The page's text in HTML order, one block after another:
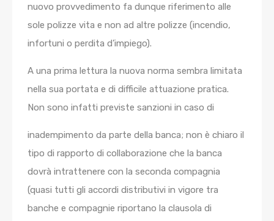
nuovo provvedimento fa dunque riferimento alle
sole polizze vita e non ad altre polizze (incendio,
infortuni o perdita d’impiego).
A una prima lettura la nuova norma sembra limitata
nella sua portata e di difficile attuazione pratica.
Non sono infatti previste sanzioni in caso di
inadempimento da parte della banca; non è chiaro il
tipo di rapporto di collaborazione che la banca
dovrà intrattenere con la seconda compagnia
(quasi tutti gli accordi distributivi in vigore tra
banche e compagnie riportano la clausola di